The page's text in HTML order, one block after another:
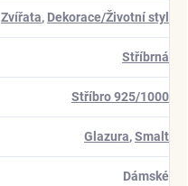
Zvířata, Dekorace/Životní styl
Stříbrná
Stříbro 925/1000
Glazura,Smalt
Dámské